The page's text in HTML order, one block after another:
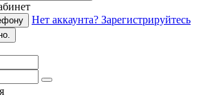
Нет аккаунта? Зарегистрируйтесь